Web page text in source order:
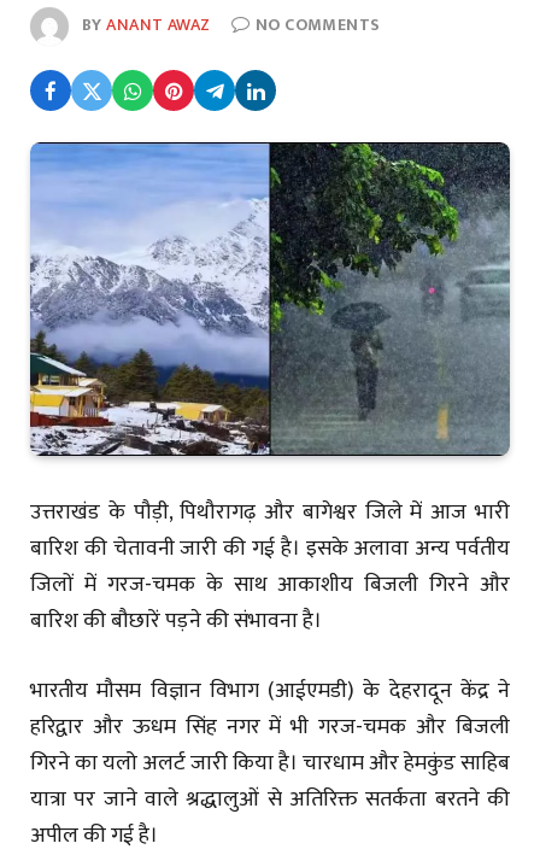
BYANANT AWAZ NO COMMENTS
उत्तराखंड के पौड़ी, पिथौरागढ़ और बागेश्वर जिले में आज भारी
बारिश की चेतावनी जारी की गई है। इसके अलावा अन्य पर्वतीय
जिलों में गरज-चमक के साथ आकाशीय बिजली गिरने और
बारिश की बौछारें पड़ने की संभावना है।
भारतीय मौसम विज्ञान विभाग (आईएमडी) के देहरादून केंद्र ने
हरिद्वार और ऊधम सिंह नगर में भी गरज-चमक और बिजली
गिरने का यलो अलर्ट जारी किया है। चारधाम और हेमकुंड साहिब
यात्रा पर जाने वाले श्रद्धालुओं से अतिरिक्त सतर्कता बरतने की
अपील की गई है।